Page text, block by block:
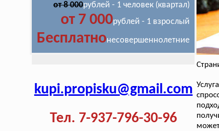
от 8 000рублей - 1 человек (квартал)
от 7 000рублей - 1 взрослый
Бесплатнонесовершеннолетние
kupi.propisku@gmail.com
Тел. 7-937-796-30-96